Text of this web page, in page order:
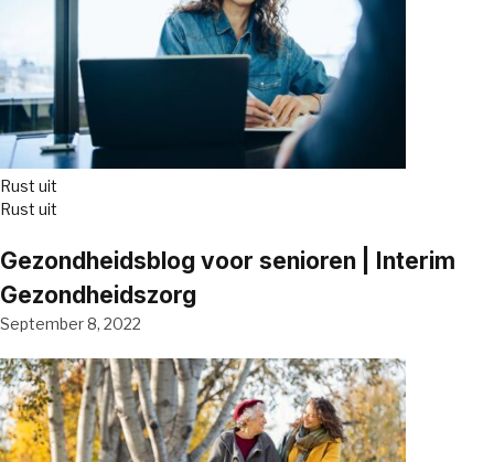
Rust uit
Rust uit
Gezondheidsblog voor senioren | Interim
Gezondheidszorg
September 8, 2022